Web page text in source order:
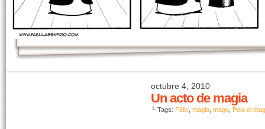
octubre 4, 2010
Un acto de magia
└ Tags: Félix magia mago Polo el